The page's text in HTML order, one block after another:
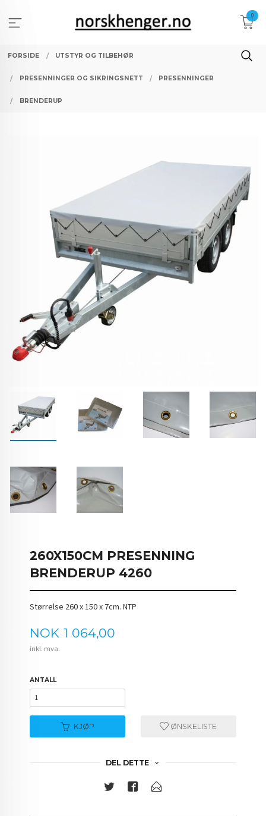
innholdet
0
FORSIDE UTSTYR OG TILBEHØR
PRESENNINGER OG SIKRINGSNETT PRESENNINGER
BRENDERUP
260X150CM PRESENNING
BRENDERUP 4260
Størrelse 260 x 150 x 7cm. NTP
Pris
NOK 1 064,00
inkl. mva.
ANTALL
KJØP ØNSKELISTE
DEL DETTE